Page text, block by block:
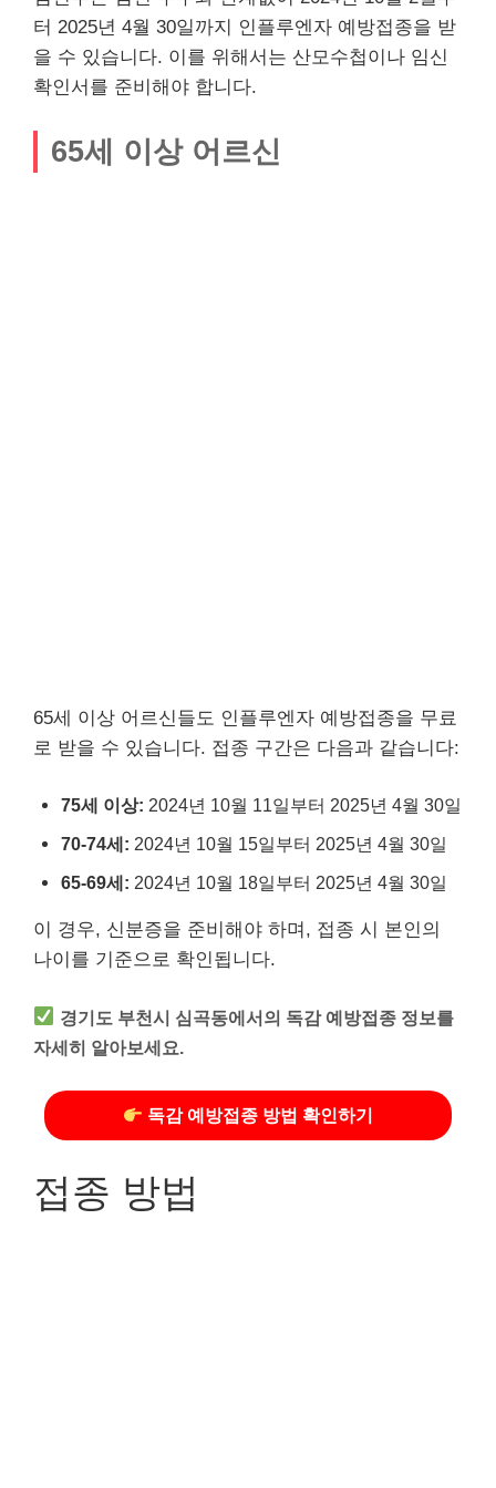
터 2025년 4월 30일까지 인플루엔자 예방접종을 받
을 수 있습니다. 이를 위해서는 산모수첩이나 임신
확인서를 준비해야 합니다.
65세 이상 어르신
65세 이상 어르신들도 인플루엔자 예방접종을 무료
로 받을 수 있습니다. 접종 구간은 다음과 같습니다:
75세 이상: 2024년 10월 11일부터 2025년 4월 30일
70-74세: 2024년 10월 15일부터 2025년 4월 30일
65-69세: 2024년 10월 18일부터 2025년 4월 30일
이 경우, 신분증을 준비해야 하며, 접종 시 본인의
나이를 기준으로 확인됩니다.
경기도 부천시 심곡동에서의 독감 예방접종 정보를
자세히 알아보세요.
독감 예방접종 방법 확인하기
접종 방법